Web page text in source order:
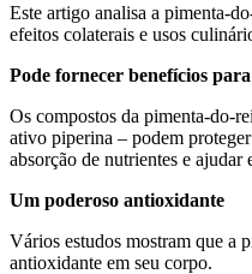
Este artigo analisa a pimenta-
efeitos colaterais e usos
Pode fornecer benefícios
Os compostos da pimenta-do-
ativo piperina – podem
absorção de nutrientes e ajudar
Um poderoso antioxidante
Vários estudos mostram que a
antioxidante em seu corpo.